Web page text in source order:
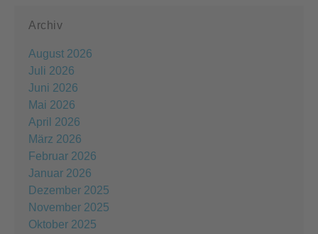
Archiv
August 2026
Juli 2026
Juni 2026
Mai 2026
April 2026
März 2026
Februar 2026
Januar 2026
Dezember 2025
November 2025
Oktober 2025